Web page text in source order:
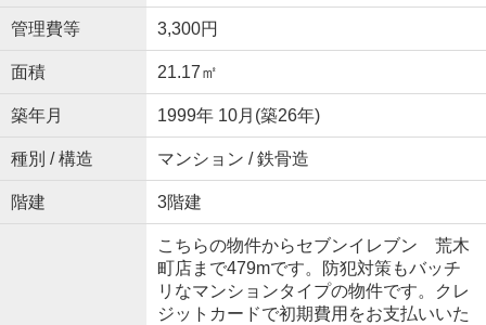
管理費等 3,300円
面積 21.17㎡
築年月 1999年 10月(築26年)
種別 / 構造 マンション / 鉄骨造
階建 3階建
こちらの物件からセブンイレブン 荒木
町店まで479mです。防犯対策もバッチ
リなマンションタイプの物件です。クレ
ジットカードで初期費用をお支払いいた